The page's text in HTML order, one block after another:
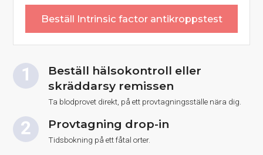
Beställ Intrinsic factor antikroppstest
Beställ hälsokontroll eller
skräddarsy remissen
Ta blodprovet direkt, på ett provtagningsställe nära dig.
Provtagning drop-in
Tidsbokning på ett fåtal orter.